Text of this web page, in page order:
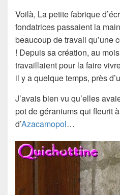
Voilà, La petite fabrique
fondatrices passaient la
beaucoup de travail qu’une
! Depuis sa création, au
travaillaient pour la faire
il y a quelque temps, près
J’avais bien vu qu’elles
pot de géraniums qui fleurit
d’Azacamopol…